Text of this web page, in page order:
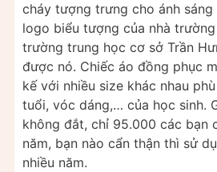
cháy tượng trưng cho ánh
logo biểu tượng của nhà
trường trung học cơ sở Trần
được nó. Chiếc áo đồng phục
kế với nhiều size khác nhau
tuổi, vóc dáng,… của học sinh.
không đắt, chỉ 95.000 các bạn
năm, bạn nào cẩn thận thì sử
nhiều năm.